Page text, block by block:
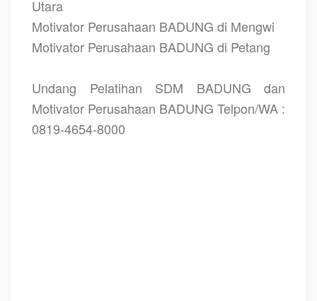
Utara
Motivator Perusahaan BADUNG di Mengwi
Motivator Perusahaan BADUNG di Petang
Undang Pelatihan SDM BADUNG dan
Motivator Perusahaan BADUNG Telpon/WA :
0819-4654-8000